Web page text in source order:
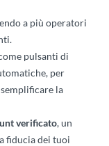
a più operatori
pulsanti di
per
la
verificato, un
fiducia dei tuoi